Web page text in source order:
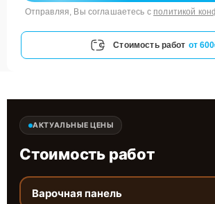
Отправляя, Вы соглашаетесь с политикой
Стоимость работ от
АКТУАЛЬНЫЕ ЦЕНЫ
Стоимость работ
Варочная панель